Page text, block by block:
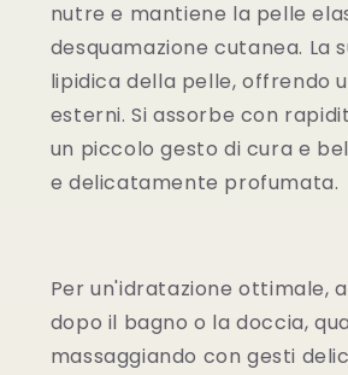
nutre e mantiene la pelle
desquamazione cutanea.
lipidica della pelle, offrendo
esterni. Si assorbe con
un piccolo gesto di cura e
e delicatamente profumata.
Per un'idratazione ottimale,
dopo il bagno o la doccia,
massaggiando con gesti